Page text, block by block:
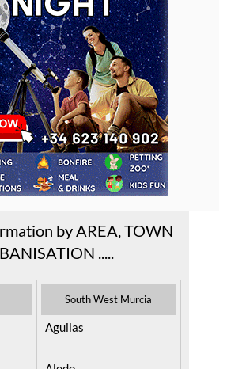
by AREA, TOWN
.....
South West Murcia
Aguilas